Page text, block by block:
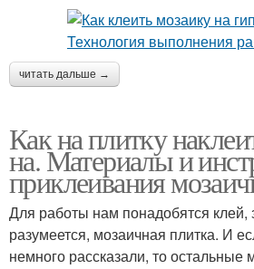
читать дальше →
Как на плитку
на. Материалы и
приклеивания
Для работы нам понадобятся клей,
разумеется, мозаичная плитка. И
немного рассказали, то остальные